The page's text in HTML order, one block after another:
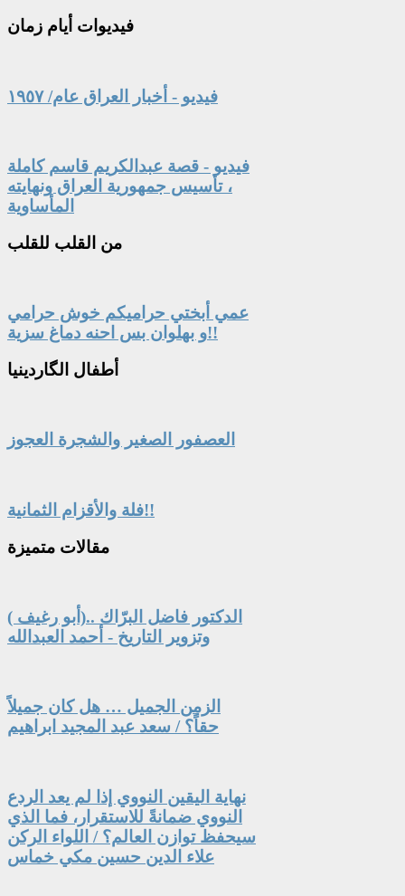
فيديوات أيام زمان
فيديو - أخبار العراق عام/ ١٩٥٧
فيديو - قصة عبدالكريم قاسم كاملة
، تأسيس جمهورية العراق ونهايته
المأساوية
من القلب للقلب
عمي أبختي حراميكم خوش حرامي
و بهلوان بس احنه دماغ سزية!!
أطفال الگاردينيا
العصفور الصغير والشجرة العجوز
فلة والأقزام الثمانية!!
مقالات متميزة
الدكتور فاضل البرّاك ..(أبو رغيف )
وتزوير التاريخ - أحمد العبدالله
الزمن الجميل … هل كان جميلاً
حقاً؟ / سعد عبد المجيد ابراهيم
نهاية اليقين النووي إذا لم يعد الردع
النووي ضمانةً للاستقرار، فما الذي
سيحفظ توازن العالم؟ / اللواء الركن
علاء الدين حسين مكي خماس